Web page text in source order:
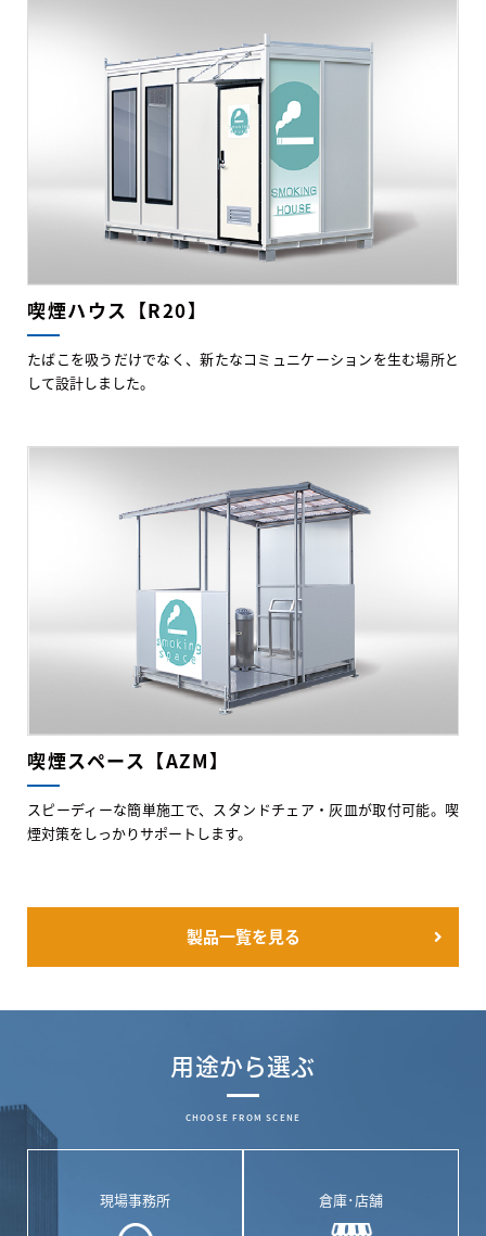
喫煙ハウス【R20】
たばこを吸うだけでなく、新たなコミュニケーションを生む場所と
して設計しました。
喫煙スペース【AZM】
スピーディーな簡単施工で、スタンドチェア・灰皿が取付可能。喫
煙対策をしっかりサポートします。
製品一覧を見る
用途から選ぶ
CHOOSE FROM SCENE
現場事務所 倉庫･店舗